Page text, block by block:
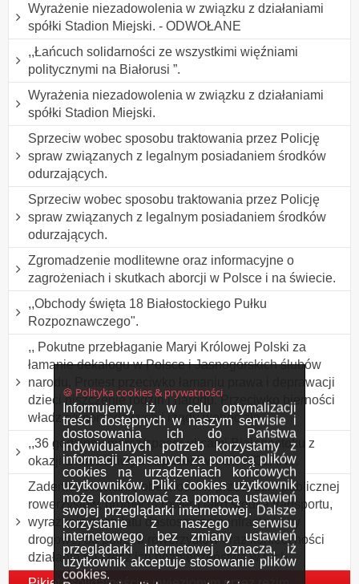
🍪 Polityka cookies & prywatności
Informujemy, iż w celu optymalizacji
treści dostępnych w naszym serwisie i
dostosowania ich do Państwa
indywidualnych potrzeb korzystamy z
informacji zapisanych za pomocą plików
cookies na urządzeniach końcowych
użytkowników. Pliki cookies użytkownik
może kontrolować za pomocą ustawień
swojej przeglądarki internetowej. Dalsze
korzystanie z naszego serwisu
internetowego bez zmiany ustawień
przeglądarki internetowej oznacza, iż
użytkownik akceptuje stosowanie plików
cookies.
Wyrażenie niezadowolenia w związku z działaniami
spółki Stadion Miejski. - ODWOŁANE
,,Łańcuch solidarności ze wszystkimi więźniami
politycznymi na Białorusi ”.
Wyrażenia niezadowolenia w związku z działaniami
spółki Stadion Miejski.
Sprzeciw wobec sposobu traktowania przez Policję
spraw związanych z legalnym posiadaniem środków
odurzających.
Sprzeciw wobec sposobu traktowania przez Policję
spraw związanych z legalnym posiadaniem środków
odurzających.
Zgromadzenie modlitewne oraz informacyjne o
zagrożeniach i skutkach aborcji w Polsce i na świecie.
,,Obchody święta 18 Białostockiego Pułku
Rozpoznawczego".
,, Pokutne przebłaganie Maryi Królowej Polski za
łamanie dekalogu w Polsce i Jasnogórskich ślubów
narodu. Protest przeciwko łamaniu prawa i deprawacji
dzieci niszczenie rodzin i narodu. Przeciwko bierności
władz samorządowych i rządu wobec zła
,,36 godzinny marsz/spacer ulicami Białegostoku z
okazji Dnia Leniwych Spacerów". ODWOŁANY.
Zademonstrowanie obecności w przestrzeni publicznej
rowerzystów, promocja roweru jako środka transportu,
wyrażenie postulatu dostosowania infrastruktury
drogowej do potrzeb rowerzystów oraz konieczności
działania na rzecz ich bezpieczeństwa w ruch